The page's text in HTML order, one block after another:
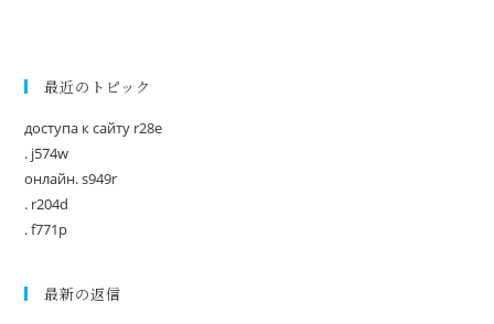
最近のトピック
доступа к сайту r28e
. j574w
онлайн. s949r
. r204d
. f771p
最新の返信